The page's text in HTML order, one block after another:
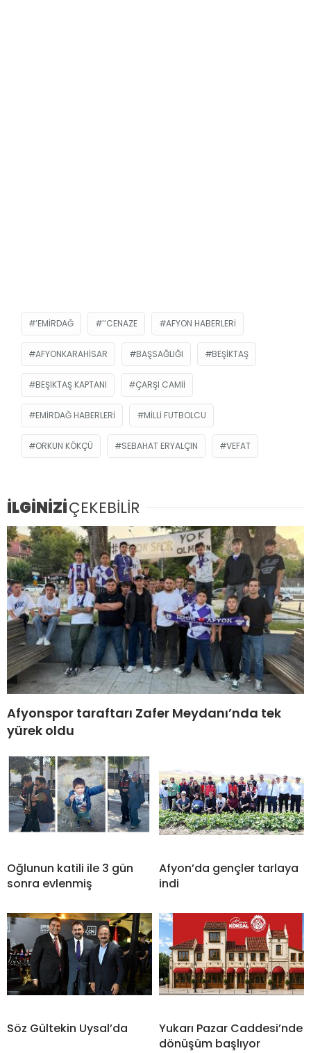
‘EMIRDAĞ ’’CENAZE AFYON HABERLERI
AFYONKARAHISAR BAŞSAĞLIĞI BEŞIKTAŞ
BEŞIKTAŞ KAPTANI ÇARŞI CAMII
EMIRDAĞ HABERLERI MILLI FUTBOLCU
ORKUN KÖKÇÜ SEBAHAT ERYALÇIN VEFAT
İLGİNİZİÇEKEBİLİR
Afyonspor taraftarı Zafer Meydanı’nda tek
yürek oldu
Oğlunun katili ile 3 gün
sonra evlenmiş
Afyon’da gençler tarlaya
indi
Söz Gültekin Uysal’da
Yukarı Pazar Caddesi’nde
dönüşüm başlıyor